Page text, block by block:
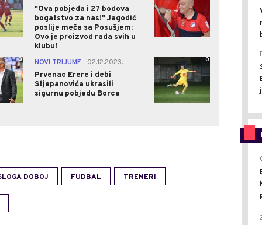
"Ova pobjeda i 27 bodova
bogatstvo za nas!" Jagodić
poslije meča sa Posušjem:
Ovo je proizvod rada svih u
klubu!
0 NOVI TRIJUMF
02.12.2023.
Prvenac Erere i debi
Stjepanovića ukrasili
sigurnu pobjedu Borca
0
DOBOJ FUDBAL TRENERI